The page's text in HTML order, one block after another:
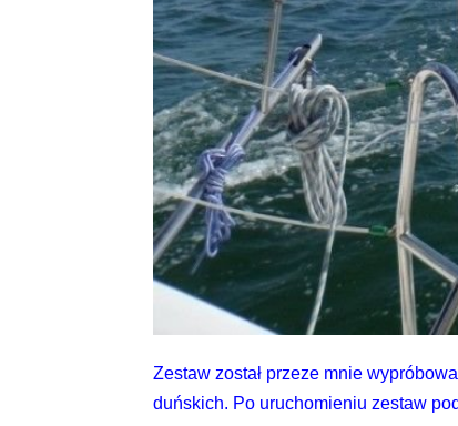
Zestaw został przeze mnie
duńskich. Po uruchomieniu zestaw